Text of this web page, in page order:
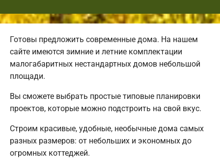
Готовы предложить современные дома. На нашем
сайте имеются зимние и летние комплектации
малогабаритных нестандартных домов небольшой
площади.
Вы сможете выбрать простые типовые планировки
проектов, которые можно подстроить на свой вкус.
Строим красивые, удобные, необычные дома самых
разных размеров: от небольших и экономных до
огромных коттеджей.